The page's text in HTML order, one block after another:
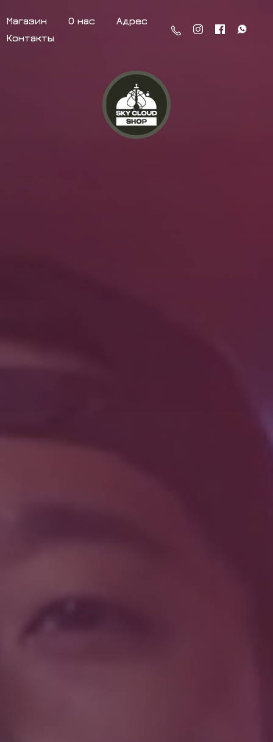
Магазин О нас
Адрес
Контакты